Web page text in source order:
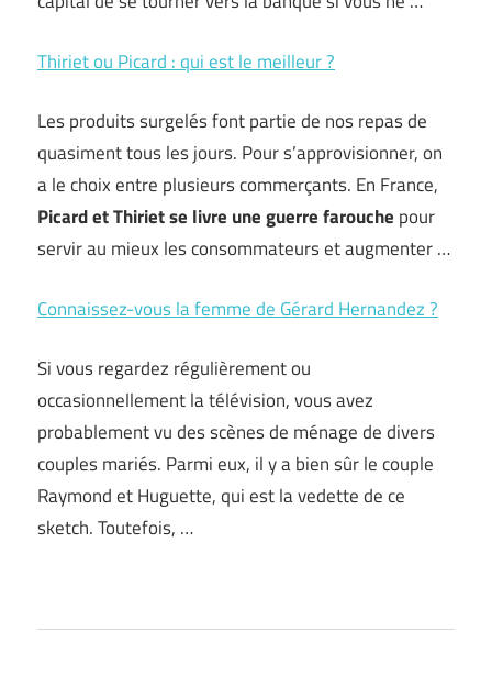
Thiriet ou Picard : qui est le meilleur ?
Les produits surgelés font partie de nos repas de
quasiment tous les jours. Pour s’approvisionner, on
a le choix entre plusieurs commerçants. En France,
Picard et Thiriet se livre une guerre farouche pour
servir au mieux les consommateurs et augmenter …
Connaissez-vous la femme de Gérard Hernandez ?
Si vous regardez régulièrement ou
occasionnellement la télévision, vous avez
probablement vu des scènes de ménage de divers
couples mariés. Parmi eux, il y a bien sûr le couple
Raymond et Huguette, qui est la vedette de ce
sketch. Toutefois, …